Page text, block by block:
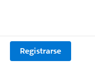
Registrarse